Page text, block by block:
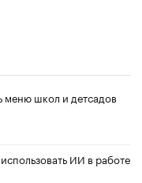
меню школ и детсадов
ИИ в работе